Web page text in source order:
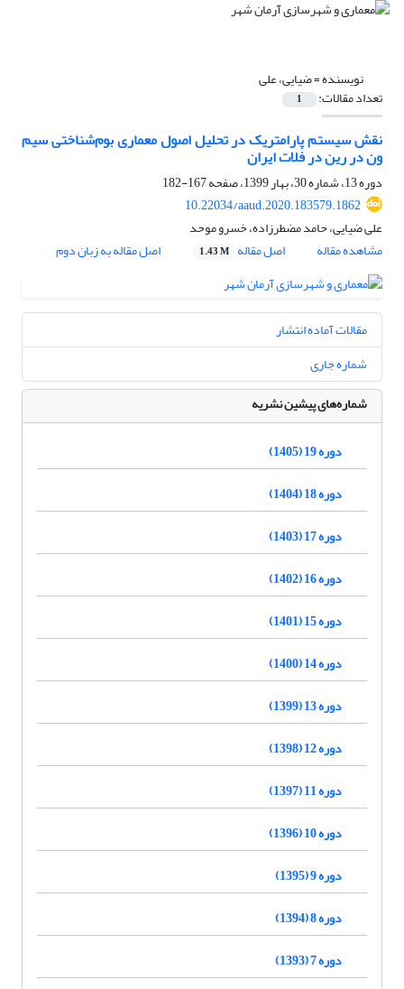
نویسنده =ضیایی، علی
تعداد مقالات: 1
نقش سیستم پارامتریک در تحلیل اصول معماری بوم‌شناختی سیم
ون در رین در فلات ایران
دوره 13، شماره 30، بهار 1399، صفحه
167-182
10.22034/aaud.2020.183579.1862
علی ضیایی، حامد مضطرزاده، خسرو موحد
مشاهده مقاله
اصل مقاله 1.43 M اصل مقاله به زبان دوم
مقالات آماده انتشار
شماره جاری
شماره‌های پیشین نشریه
دوره 19 (1405)
دوره 18 (1404)
دوره 17 (1403)
دوره 16 (1402)
دوره 15 (1401)
دوره 14 (1400)
دوره 13 (1399)
دوره 12 (1398)
دوره 11 (1397)
دوره 10 (1396)
دوره 9 (1395)
دوره 8 (1394)
دوره 7 (1393)